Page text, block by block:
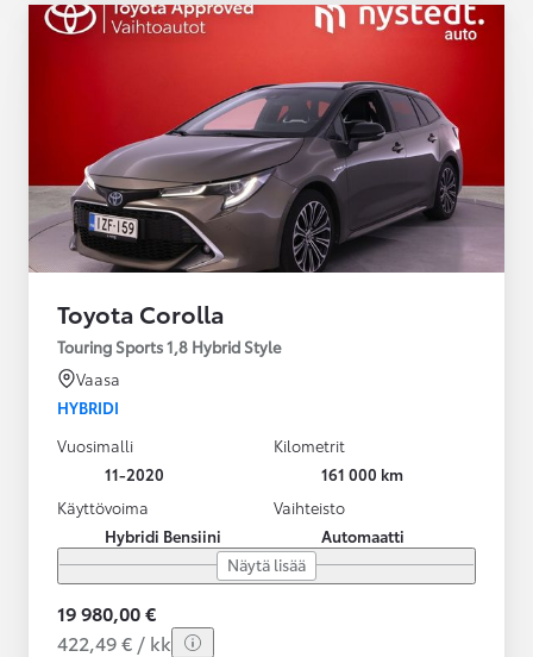
Toyota Corolla
Touring Sports 1,8 Hybrid Style
Vaasa
HYBRIDI
Vuosimalli
11-2020
Kilometrit
161 000 km
Käyttövoima
Hybridi Bensiini
Vaihteisto
Automaatti
Näytä lisää
19 980,00 €
422,49 € / kk